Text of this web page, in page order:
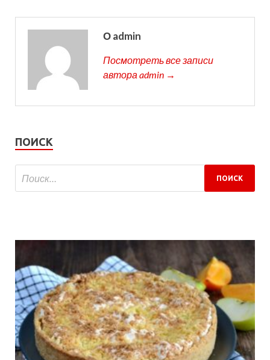
О admin
Посмотреть все записи
автора admin →
ПОИСК